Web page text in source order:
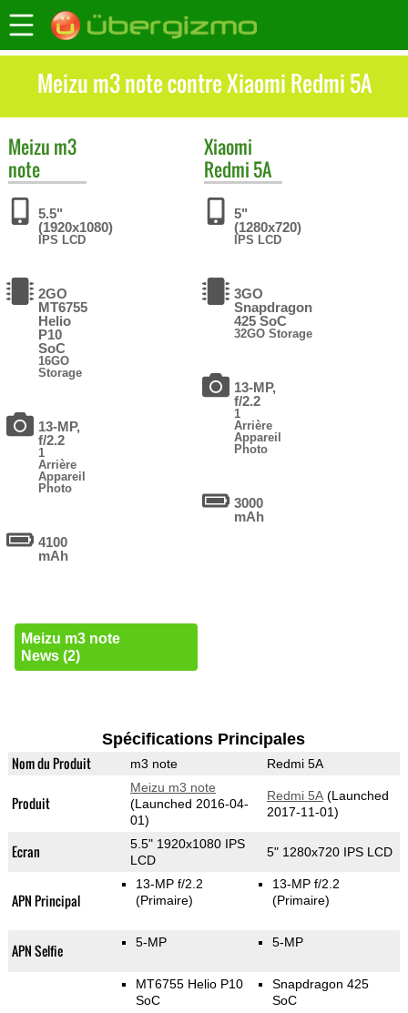
Meizu m3 note contre Xiaomi Redmi 5A
Meizu m3
note
5.5"
(1920x1080)
IPS LCD
2GO
MT6755
Helio
P10
SoC
16GO
Storage
13-MP,
f/2.2
1
Arrière
Appareil
Photo
4100
mAh
Meizu m3 note
News (2)
Xiaomi
Redmi 5A
5"
(1280x720)
IPS LCD
3GO
Snapdragon
425 SoC
32GO Storage
13-MP,
f/2.2
1
Arrière
Appareil
Photo
3000
mAh
Spécifications Principales
Nom du Produit m3 note Redmi 5A
Produit
Meizu m3 note
(Launched 2016-04-
01)
Redmi 5A(Launched
2017-11-01)
Ecran
5.5" 1920x1080 IPS
LCD
5" 1280x720 IPS LCD
APN Principal
13-MP f/2.2
(Primaire)
13-MP f/2.2
(Primaire)
APN Selfie 5-MP 5-MP
MT6755 Helio P10
SoC
Snapdragon 425
SoC